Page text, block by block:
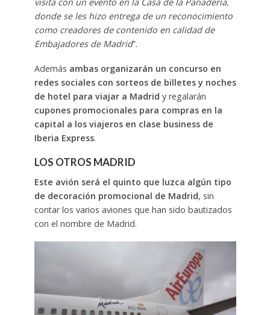
donde se les hizo entrega de un reconocimiento
como creadores de contenido en calidad de
Embajadores de Madrid”.
Además ambas organizarán un concurso en
redes sociales con sorteos de billetes y noches
de hotel para viajar a Madrid y regalarán
cupones promocionales para compras en la
capital a los viajeros en clase business de
Iberia Express.
LOS OTROS MADRID
Este avión será el quinto que luzca algún tipo
de decoración promocional de Madrid, sin
contar los varios aviones que han sido bautizados
con el nombre de Madrid.